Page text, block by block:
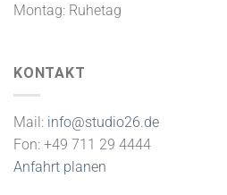
Montag: Ruhetag
KONTAKT
Mail: info@studio26.de
Fon: +49 711 29 4444
Anfahrt planen